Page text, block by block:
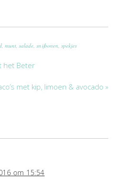
,munt ,salade ,snijbonen ,spekjes
het Beter
met kip, limoen & avocado »
om 15:54